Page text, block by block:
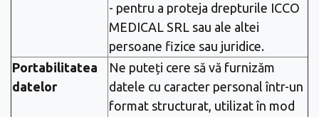
- pentru a proteja drepturile ICCO
MEDICAL SRL sau ale altei
persoane fizice sau juridice.
Portabilitatea
datelor
Ne puteți cere să vă furnizăm
datele cu caracter personal într-un
format structurat, utilizat în mod